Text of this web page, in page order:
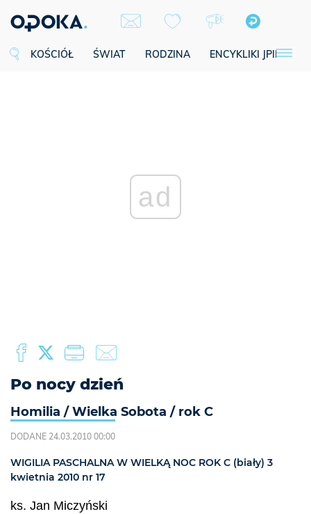
KOŚCIÓŁ ŚWIAT RODZINA ENCYKLIKI JPII
ad
Po nocy dzień
Homilia / Wielka Sobota / rok C
DODANE 24.03.2010 00:00
WIGILIA PASCHALNA W WIELKĄ NOC ROK C (biały) 3
kwietnia 2010 nr 17
ks. Jan Miczyński